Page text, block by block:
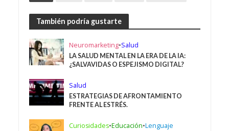
También podría gustarte
Neuromarketing•Salud
LA SALUD MENTAL EN LA ERA DE LA IA:
¿SALVAVIDAS O ESPEJISMO DIGITAL?
Salud
ESTRATEGIAS DE AFRONTAMIENTO
FRENTE AL ESTRÉS.
Curiosidades•Educación•Lenguaje